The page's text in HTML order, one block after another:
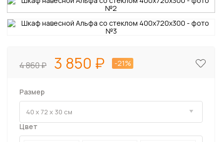
4 860 3 850 -21%
Размер
Цвет